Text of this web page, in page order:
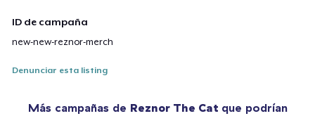
ID de campaña
new-new-reznor-merch
Denunciar esta listing
Más campañas de Reznor The Cat que podrían